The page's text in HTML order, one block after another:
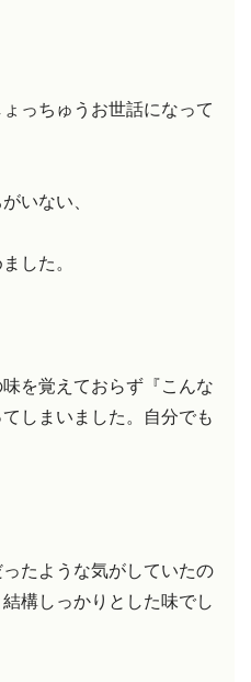
っちゅうお世話になって
いない、
した。
を覚えておらず『こんな
しまいました。自分でも
たような気がしていたの
構しっかりとした味でし